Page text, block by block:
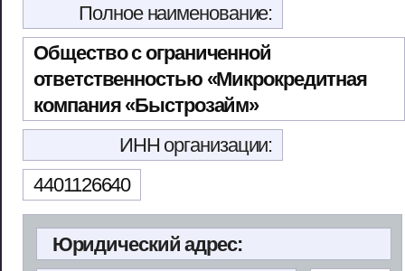
Полное наименование:
Общество с ограниченной
ответственностью «Микрокредитная
компания «Быстрозайм»
ИНН организации:
4401126640
Юридический адрес: